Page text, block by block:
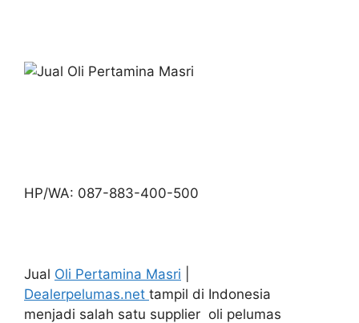
HP/WA: 087-883-400-500
Jual Oli Pertamina Masri
Dealerpelumas.net tampil di Indonesia
menjadi salah satu supplier oli pelumas